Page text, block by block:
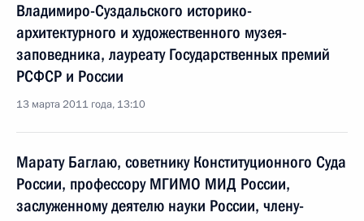
Владимиро-Суздальского историко-
архитектурного и художественного музея-
заповедника, лауреату Государственных премий
РСФСР и России
13 марта 2011 года, 13:10
Марату Баглаю, советнику Конституционного Суда
России, профессору МГИМО МИД России,
заслуженному деятелю науки России, члену-